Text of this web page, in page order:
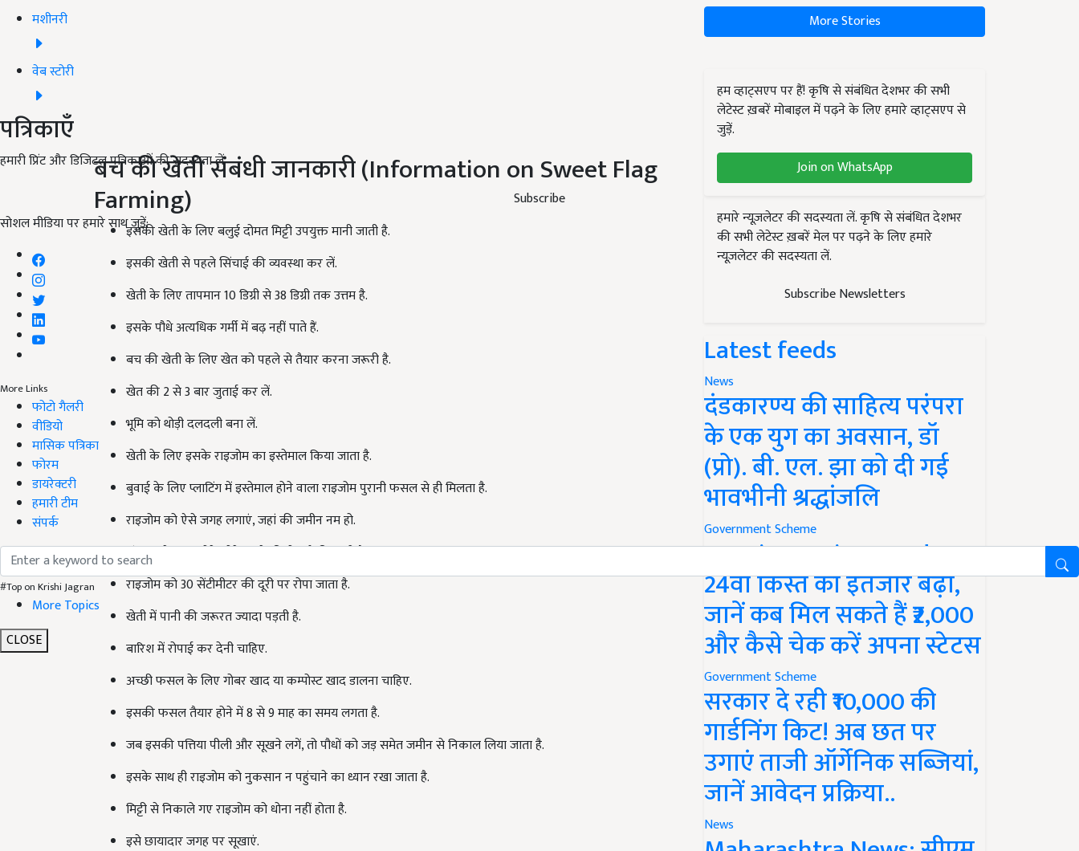
मशीनरी
वेब स्टोरी
पत्रिकाएँ
हमारी प्रिंट और डिजिटल पत्रिकाओं की सदस्यता लें
Subscribe
सोशल मीडिया पर हमारे साथ जुड़ें:
More Links
फोटो गैलरी
वीडियो
मासिक पत्रिका
फोरम
डायरेक्टरी
हमारी टीम
संपर्क
#Top on Krishi Jagran
More Topics
CLOSE
बच की खेती संबंधी जानकारी (Information on Sweet Flag
Farming)
इसकी खेती के लिए बलुई दोमत मिट्टी उपयुक्त मानी जाती है.
इसकी खेती से पहले सिंचाई की व्यवस्था कर लें.
खेती के लिए तापमान 10 डिग्री से 38 डिग्री तक उत्तम है.
इसके पौधे अत्यधिक गर्मी में बढ़ नहीं पाते हैं.
बच की खेती के लिए खेत को पहले से तैयार करना जरूरी है.
खेत की 2 से 3 बार जुताई कर लें.
भूमि को थोड़ी दलदली बना लें.
खेती के लिए इसके राइजोम का इस्तेमाल किया जाता है.
बुवाई के लिए प्लाटिंग में इस्तेमाल होने वाला राइजोम पुरानी फसल से ही मिलता है.
राइजोम को ऐसे जगह लगाएं, जहां की जमीन नम हो.
अंकुरण के बाद छोटे-छोटे टूकड़े की रोपाई की जाती है.
राइजोम को 30 सेंटीमीटर की दूरी पर रोपा जाता है.
खेती में पानी की जरूरत ज्यादा पड़ती है.
बारिश में रोपाई कर देनी चाहिए.
अच्छी फसल के लिए गोबर खाद या कम्पोस्ट खाद डालना चाहिए.
इसकी फसल तैयार होने में 8 से 9 माह का समय लगता है.
जब इसकी पत्तिया पीली और सूखने लगें, तो पौधों को जड़ समेत जमीन से निकाल लिया जाता है.
इसके साथ ही राइजोम को नुकसान न पहुंचाने का ध्यान रखा जाता है.
मिट्टी से निकाले गए राइजोम को धोना नहीं होता है.
इसे छायादार जगह पर सूखाएं.
More Stories
हम व्हाट्सएप पर हैं! कृषि से संबंधित देशभर की सभी
लेटेस्ट ख़बरें मोबाइल में पढ़ने के लिए हमारे व्हाट्सएप से
जुड़ें.
Join on WhatsApp
हमारे न्यूज़लेटर की सदस्यता लें. कृषि से संबंधित देशभर
की सभी लेटेस्ट ख़बरें मेल पर पढ़ने के लिए हमारे
न्यूज़लेटर की सदस्यता लें.
Subscribe Newsletters
Latest feeds
News
दंडकारण्य की साहित्य परंपरा
के एक युग का अवसान, डॉ
(प्रो). बी. एल. झा को दी गई
भावभीनी श्रद्धांजलि
Government Scheme
PM Kisan Yojana Update:
24वीं किस्त का इंतजार बढ़ा,
जानें कब मिल सकते हैं ₹2,000
और कैसे चेक करें अपना स्टेटस
Government Scheme
सरकार दे रही ₹10,000 की
गार्डनिंग किट! अब छत पर
उगाएं ताजी ऑर्गेनिक सब्जियां,
जानें आवेदन प्रक्रिया..
News